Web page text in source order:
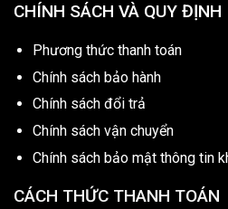
CHÍNH SÁCH VÀ QUY ĐỊNH
Phương thức thanh toán
Chính sách bảo hành
Chính sách đổi trả
Chính sách vận chuyển
Chính sách bảo mật thông tin
CÁCH THỨC THANH TOÁN